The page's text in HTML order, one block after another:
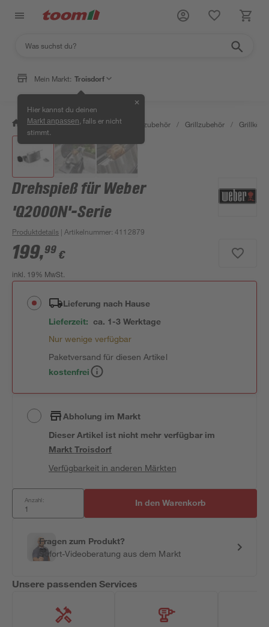
Mein Markt: Troisdorf
Hier kannst du deinen
Markt anpassen , falls er nicht
stimmt.
✕
/ Garten & Freizeit / Grills & Grillzubehör / Grillzubehör /
Drehspieß für Weber
'Q2000N'-Serie
Produktdetails | Artikelnummer:4112879
199,99 €
inkl. 19% MwSt.
Lieferung nach Hause
Lieferzeit: ca. 1-3 Werktage
Nur wenige verfügbar
Paketversand für diesen Artikel
kostenfrei
Abholung im Markt
Dieser Artikel ist nicht mehr verfügbar im
MarktTroisdorf
Verfügbarkeit in anderen Märkten
Anzahl: In den Warenkorb
Fragen zum Produkt?
Sofort-Videoberatung aus dem Markt
Unsere passenden Services